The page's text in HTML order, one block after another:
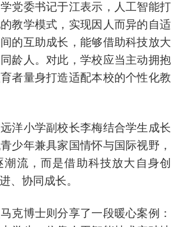
党委书记于江表示，人工智能打
教学模式，实现因人而异的自适
的互助成长，能够借助科技放大
龄人。对此，学校应当主动拥抱
者量身打造适配本校的个性化教
洋小学副校长李梅结合学生成长
少年兼具家国情怀与国际视野，
流，而是借助科技放大自身创
、协同成长。
克博士则分享了一段暖心案例：